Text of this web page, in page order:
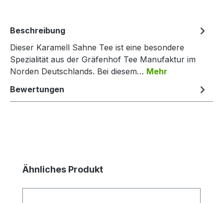
Beschreibung
Dieser Karamell Sahne Tee ist eine besondere
Spezialität aus der Gräfenhof Tee Manufaktur im
Norden Deutschlands. Bei diesem… Mehr
Bewertungen
Produktgalerie überspringen
Ähnliches Produkt